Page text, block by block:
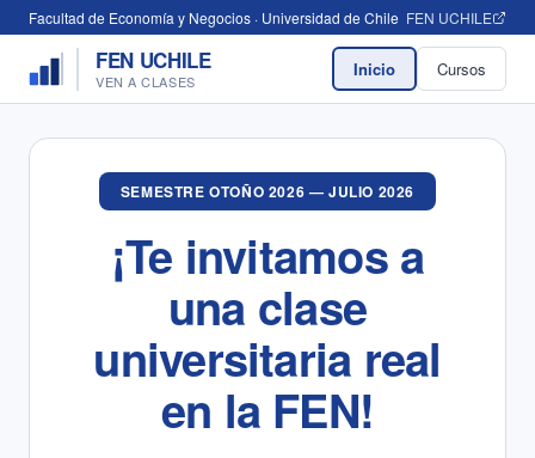
Facultad de Economía y Negocios · Universidad de Chile FEN UCHILE
FEN UCHILE
VEN A CLASES
Inicio Cursos
SEMESTRE OTOÑO 2026 —JULIO 2026
¡Te invitamos a
una clase
universitaria real
en la FEN!